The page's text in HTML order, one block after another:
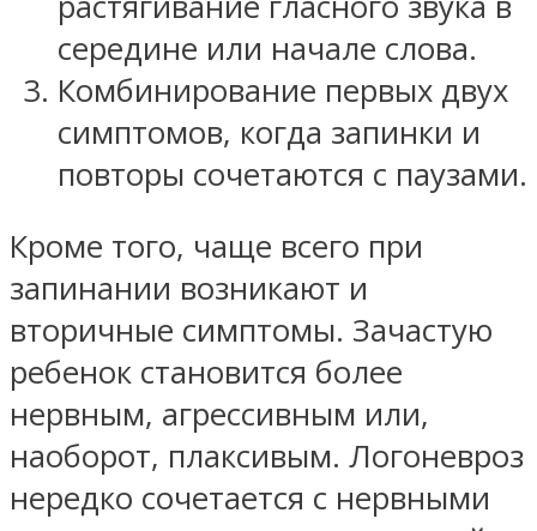
середине или начале слова.
Комбинирование первых двух
симптомов, когда запинки и
повторы сочетаются с паузами.
Кроме того, чаще всего при
запинании возникают и
вторичные симптомы. Зачастую
ребенок становится более
нервным, агрессивным или,
наоборот, плаксивым. Логоневроз
нередко сочетается с нервными